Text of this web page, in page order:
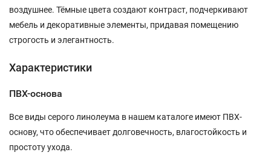
воздушнее. Тёмные цвета создают контраст, подчеркивают
мебель и декоративные элементы, придавая помещению
строгость и элегантность.
Характеристики
ПВХ-основа
Все виды серого линолеума в нашем каталоге имеют ПВХ-
основу, что обеспечивает долговечность, влагостойкость и
простоту ухода.